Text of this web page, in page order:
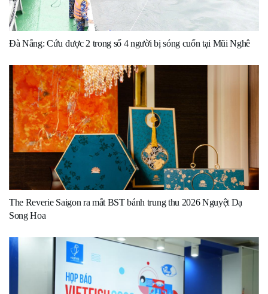
Đà Nẵng: Cứu được 2 trong số 4 người bị sóng cuốn tại Mũi Nghê
The Reverie Saigon ra mắt BST bánh trung thu 2026 Nguyệt Dạ
Song Hoa